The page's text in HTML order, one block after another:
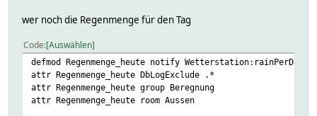
} elsif ($action eq "action:") {\
my $command = $eventarray[1];;\
if ($command eq "start") {\
sprinkleStart("manual");;\
} elsif ($command eq "stop") {\
sprinkleStop("manual");;\
wer noch die Regenmenge für den Tag
Code Auswählen
defmod Regenmenge_heute notify
attr Regenmenge_heute DbLogExclude .*
attr Regenmenge_heute group Beregnung
attr Regenmenge_heute room Aussen